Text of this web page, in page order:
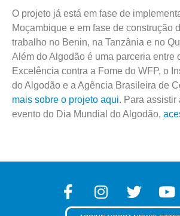
O projeto já está em fase de
Moçambique e em fase de construção
trabalho no Benin, na Tanzânia e no
Além do Algodão é uma parceria entre
Excelência contra a Fome do WFP, o
do Algodão e a Agência Brasileira de
mais sobre o projeto aqui. Para assistir
evento do Dia Mundial do Algodão,